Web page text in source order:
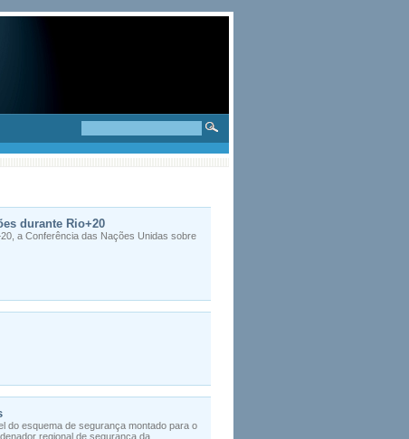
durante Rio+20
a Conferência das Nações Unidas sobre
do esquema de segurança montado para o
regional de segurança da